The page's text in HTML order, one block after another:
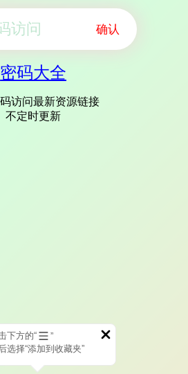
确认
密码大全
访问最新资源链接
不定时更新
下方的“
”
选择“添加到收藏夹”